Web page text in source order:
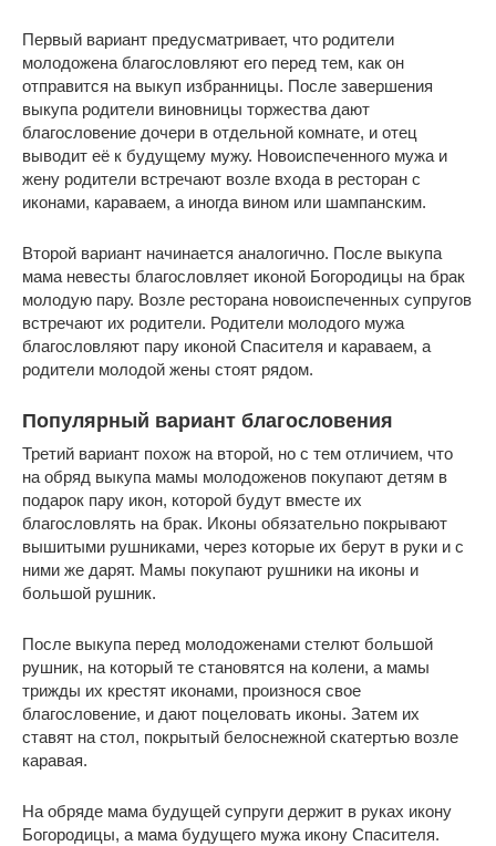
Первый вариант предусматривает, что родители
молодожена благословляют его перед тем, как он
отправится на выкуп избранницы. После завершения
выкупа родители виновницы торжества дают
благословение дочери в отдельной комнате, и отец
выводит её к будущему мужу. Новоиспеченного мужа и
жену родители встречают возле входа в ресторан с
иконами, караваем, а иногда вином или шампанским.
Второй вариант начинается аналогично. После выкупа
мама невесты благословляет иконой Богородицы на брак
молодую пару. Возле ресторана новоиспеченных супругов
встречают их родители. Родители молодого мужа
благословляют пару иконой Спасителя и караваем, а
родители молодой жены стоят рядом.
Популярный вариант благословения
Третий вариант похож на второй, но с тем отличием, что
на обряд выкупа мамы молодоженов покупают детям в
подарок пару икон, которой будут вместе их
благословлять на брак. Иконы обязательно покрывают
вышитыми рушниками, через которые их берут в руки и с
ними же дарят. Мамы покупают рушники на иконы и
большой рушник.
После выкупа перед молодоженами стелют большой
рушник, на который те становятся на колени, а мамы
трижды их крестят иконами, произнося свое
благословение, и дают поцеловать иконы. Затем их
ставят на стол, покрытый белоснежной скатертью возле
каравая.
На обряде мама будущей супруги держит в руках икону
Богородицы, а мама будущего мужа икону Спасителя.